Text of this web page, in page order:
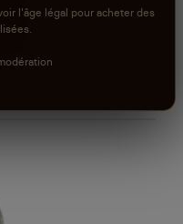
l'âge légal pour acheter des